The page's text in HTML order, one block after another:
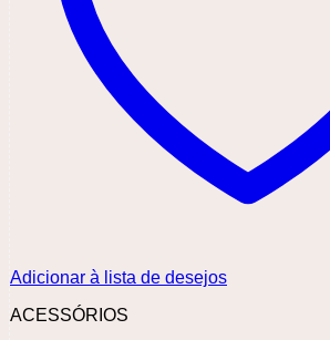
Adicionar à lista de desejos
ACESSÓRIOS